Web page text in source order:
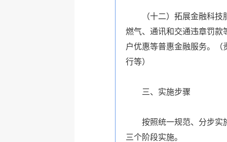
（十二）拓展金融科
燃气、通讯和交通违章罚款
户优惠等普惠金融服务。
行等）
三、实施步骤
按照统一规范、分步实
三个阶段实施。